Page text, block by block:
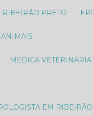
RIBEIRÃO PRETO
ANIMAIS​
MEDICA
EM